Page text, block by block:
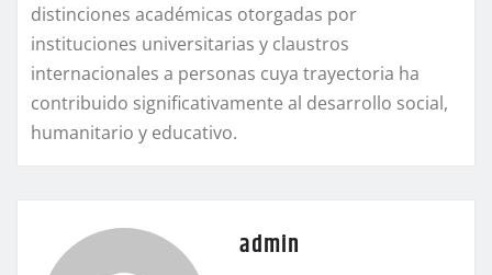
distinciones académicas otorgadas por
instituciones universitarias y claustros
internacionales a personas cuya trayectoria ha
contribuido significativamente al desarrollo social,
humanitario y educativo.
admin